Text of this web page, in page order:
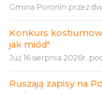
Gmina Poronin przez
Konkurs
jak miód"
Już 16 sierpnia 2026r.
Ruszają zapisy na